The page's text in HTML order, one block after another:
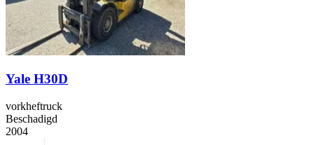
Yale H30D
vorkheftruck
Beschadigd
2004